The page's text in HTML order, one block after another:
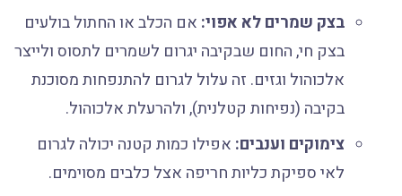
בצק שמרים לא אפוי:אם הכלב או החתול בולעים
בצק חי, החום שבקיבה יגרום לשמרים לתסוס ולייצר
אלכוהול וגזים. זה עלול לגרום להתנפחות מסוכנת
בקיבה (נפיחות קטלנית), ולהרעלת אלכוהול.
צימוקים וענבים:אפילו כמות קטנה יכולה לגרום
לאי ספיקת כליות חריפה אצל כלבים מסוימים.